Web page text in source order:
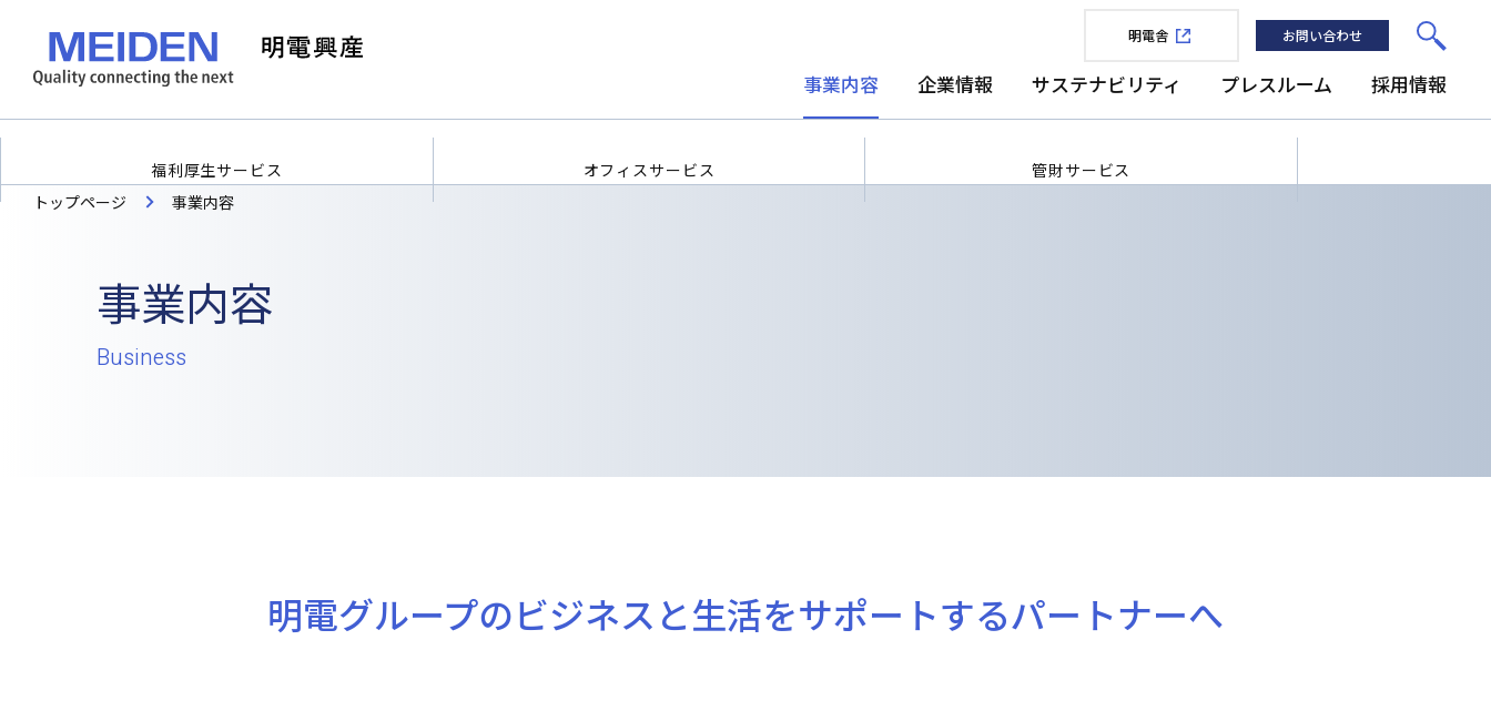
明電舎 お問い合わせ
事業内容 企業情報 サステナビリティ プレスルーム 採用情報
福利厚生サービス オフィスサービス
管財サービス
トップページ
事業内容
事業内容
Business
明電グループのビジネスと生活をサポートするパートナーへ